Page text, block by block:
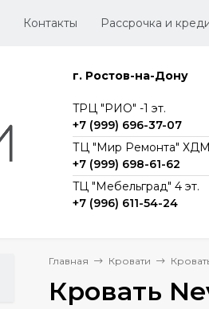
Контакты Рассрочка и
г. Ростов-на-Дону
TРЦ "РИО" -1 эт.
+7 (999) 696-37-07
ТЦ "Мир Ремонта" ХДМ
+7 (999) 698-61-62
TЦ "Мебельград" 4 эт.
+7 (996) 611-54-24
Главная Кровати
Кровать